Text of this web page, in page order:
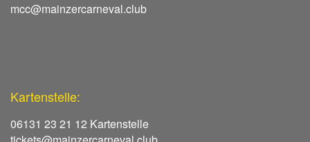
mcc@mainzercarneval.club
Kartenstelle:
06131 23 21 12 Kartenstelle